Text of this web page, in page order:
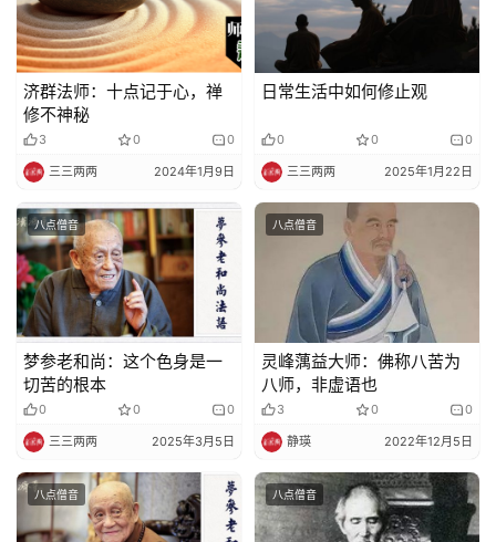
济群法师：十点记于心，禅
修不神秘
3 0 0
三三两两 2024年1月9日
日常生活中如何修止观
0 0 0
三三两两 2025年1月22日
八点僧音
梦参老和尚：这个色身是一
切苦的根本
0 0 0
三三两两 2025年3月5日
八点僧音
灵峰蕅益大师：佛称八苦为
八师，非虚语也
3 0 0
静瑛 2022年12月5日
八点僧音 八点僧音